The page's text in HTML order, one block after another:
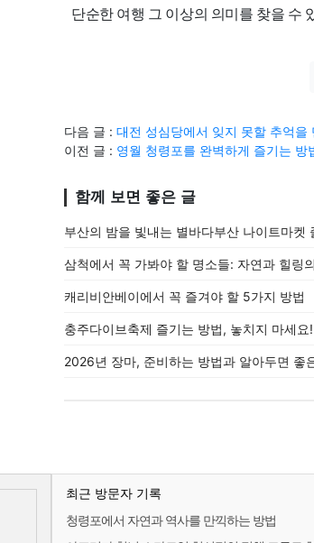
단순한 여행 그 이상의 의미를 찾을 수
다음 글 : 대전 성심당에서 잊지 못할 추억을
이전 글 : 영월 청령포를 완벽하게 즐기는 방
함께 보면 좋은 글
부산의 밤을 빛내는 별바다부산 나이트마켓
삼척에서 꼭 가봐야 할 명소들: 자연과 힐링
캐리비안베이에서 꼭 즐겨야 할 5가지 방법
충주다이브축제 즐기는 방법, 놓치지 마세요!
2026년 장마, 준비하는 방법과 알아두면 좋
최근 방문자 기록
청령포에서 자연과 역사를 만끽하는 방법